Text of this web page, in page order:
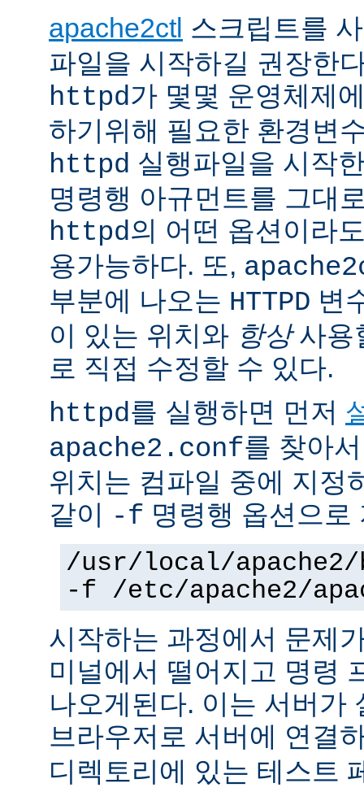
apache2ctl 스크립트를
파일을 시작하길 권장한
httpd가 몇몇 운영체제
하기위해 필요한 환경변
httpd 실행파일을 시작
명령행 아규먼트를 그대
httpd의 어떤 옵션이라
용가능하다. 또,
부분에 나오는 HTTPD 변
이 있는 위치와 항상사용
로 직접 수정할 수 있다.
httpd를 실행하면 먼저
apache2.conf를 찾아
위치는 컴파일 중에 지정
같이 -f 명령행 옵션으로
/usr/local/
-f /etc/apache2/
시작하는 과정에서 문제
미널에서 떨어지고 명령
나오게된다. 이는 서버가
브라우저로 서버에 연결
디렉토리에 있는 테스트